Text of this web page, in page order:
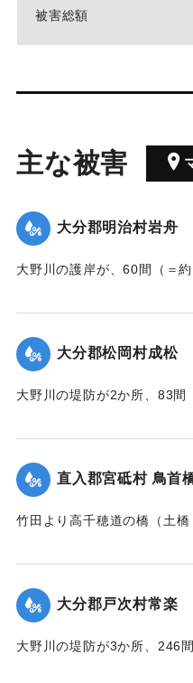
被害総額
主な被害
大分郡明治村岩舟
大野川の護岸が、60間（＝
｜固有コード:
大分郡松岡村成松
大野川の堤防が2か所、83間
｜固有コード: 002680208
直入郡宮砥村 鳥首
竹田より高千穂道の橋（土
｜固有コード: 002680202
大分郡戸次村常楽
大野川の堤防が3か所、246